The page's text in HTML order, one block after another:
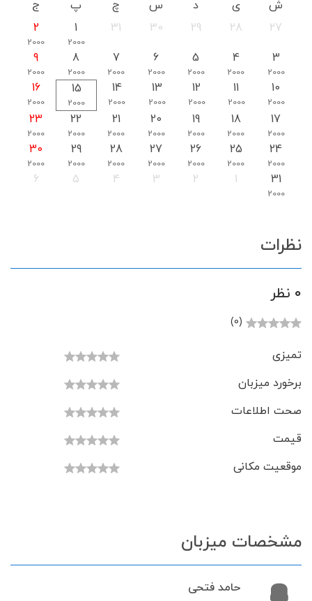
ش ی د س چ پ
ج
27
28
29
30
31
1
2000
2
2000
3
2000
4
2000
5
2000
6
2000
7
2000
8
2000
9
2000
10
2000
11
2000
12
2000
13
2000
14
2000
15
2000
16
2000
17
2000
18
2000
19
2000
20
2000
21
2000
22
2000
23
2000
24
2000
25
2000
26
2000
27
2000
28
2000
29
2000
30
2000
31
2000
1
2
3
4
5
6
نظرات
0 نظر
(0)
تمیزی
برخورد میزبان
صحت اطلاعات
قیمت
موقعیت مکانی
مشخصات میزبان
حامد فتحی